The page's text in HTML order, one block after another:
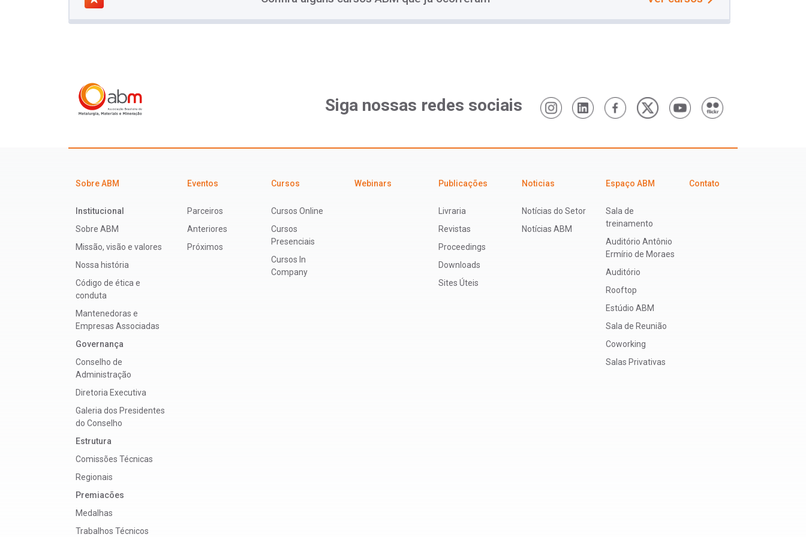
Siga nossas redes sociais
Sobre ABM
Institucional
Sobre ABM
Missão, visão e valores
Nossa história
Código de ética e
conduta
Mantenedoras e
Empresas Associadas
Governança
Conselho de
Administração
Diretoria Executiva
Galeria dos Presidentes
do Conselho
Estrutura
Comissões Técnicas
Regionais
Premiacões
Medalhas
Trabalhos Técnicos
Eventos
Parceiros
Anteriores
Próximos
Cursos
Cursos Online
Cursos
Presenciais
Cursos In
Company
Webinars Publicações
Livraria
Revistas
Proceedings
Downloads
Sites Úteis
Noticias
Notícias do Setor
Notícias ABM
Espaço ABM
Sala de
treinamento
Auditório Antônio
Ermírio de Moraes
Auditório
Rooftop
Estúdio ABM
Sala de Reunião
Coworking
Salas Privativas
Contato